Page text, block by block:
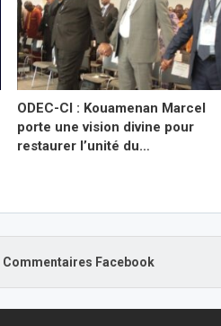
ODEC-CI : Kouamenan Marcel
porte une vision divine pour
restaurer l’unité du…
Commentaires Facebook